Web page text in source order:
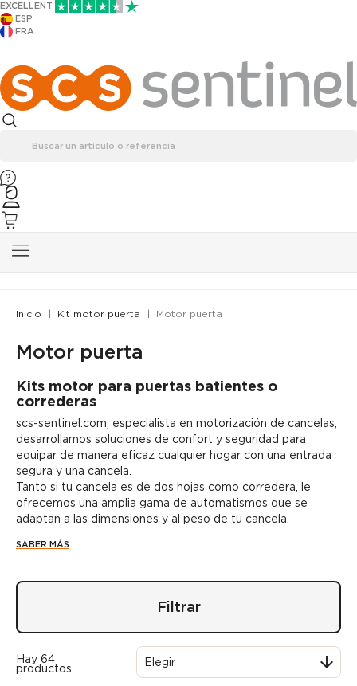
EXCELLENT
ESP
FRA
Inicio Kit motor puerta Motor puerta
Motor puerta
Kits motor para puertas batientes o
correderas
scs-sentinel.com, especialista en motorización de cancelas,
desarrollamos soluciones de confort y seguridad para
equipar de manera eficaz cualquier hogar con una entrada
segura y una cancela.
Tanto si tu cancela es de dos hojas como corredera, le
ofrecemos una amplia gama de automatismos que se
adaptan a las dimensiones y al peso de tu cancela.
SABER MÁS
Filtrar
Hay 64
productos. Elegir 